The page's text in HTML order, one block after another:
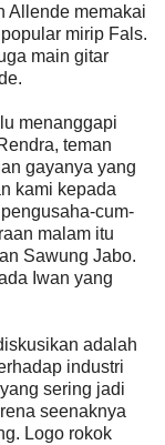
Allende memakai
mirip Fals.
main gitar
menanggapi
teman
gayanya yang
kami kepada
cum-
malam itu
Sawung Jabo.
Iwan yang
adalah
industri
sering jadi
seenaknya
Logo rokok